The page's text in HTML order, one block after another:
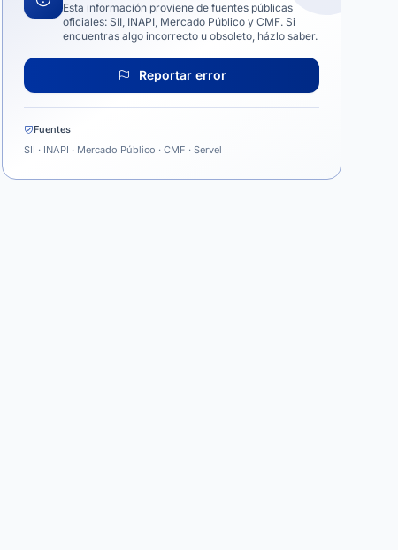
Esta información proviene de fuentes públicas
oficiales: SII, INAPI, Mercado Público y CMF. Si
encuentras algo incorrecto u obsoleto, házlo saber.
Reportar error
Fuentes
SII · INAPI · Mercado Público · CMF · Servel